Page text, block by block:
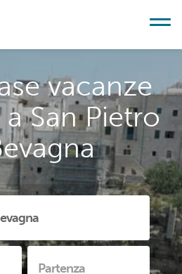
vacanze
San Pietro